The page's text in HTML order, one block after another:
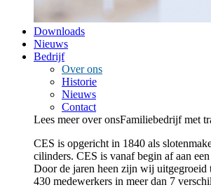
Downloads
Nieuws
Bedrijf
Over ons
Historie
Nieuws
Contact
Lees meer over onsFamiliebedrijf met
CES is opgericht in 1840 als
cilinders. CES is vanaf begin af aan
Door de jaren heen zijn wij uitgegroeid
430 medewerkers in meer dan 7